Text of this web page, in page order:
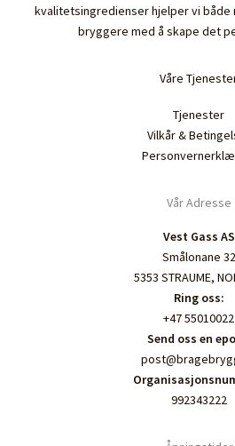
kvalitetsingredienser hjelper vi både
bryggere med å skape det
Våre
Tjenester
Vilkår &
Vår Adresse
Vest Gass AS
Smålonane 32
5353 STRAUME,
Ring oss:
+47 55010022
Send oss en
992343222